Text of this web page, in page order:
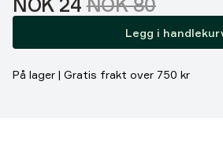
NOK 24 NOK 80
Legg i
På lager | Gratis frakt over 750 kr